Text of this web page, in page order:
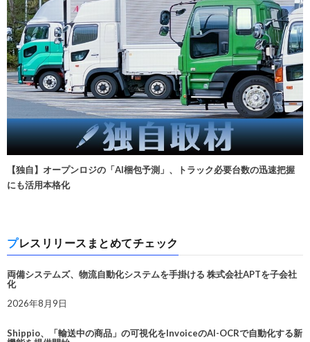
【独自】オープンロジの「AI梱包予測」、トラック必要台数の迅速把握
にも活用本格化
プレスリリースまとめてチェック
両備システムズ、物流自動化システムを手掛ける 株式会社APTを子会社
化
2026年8月9日
Shippio、「輸送中の商品」の可視化をInvoiceのAI-OCRで自動化する新